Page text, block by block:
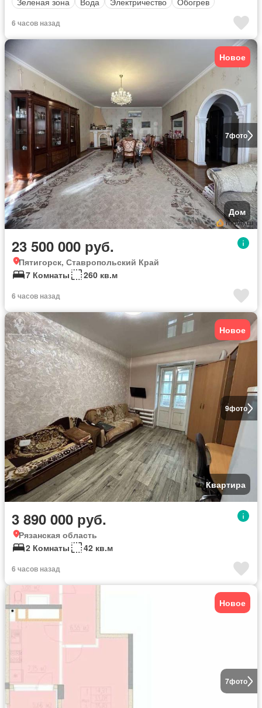
6 часов назад
7фото
Новое
Дом
23 500 000 руб.
Пятигорск, Ставропольский Край
7 Комнаты
260 кв.м
6 часов назад
9фото
Новое
Квартира
3 890 000 руб.
Рязанская область
2 Комнаты
42 кв.м
6 часов назад
7фото
Новое